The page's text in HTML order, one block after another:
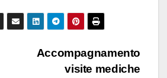
Accompagnamento
visite mediche